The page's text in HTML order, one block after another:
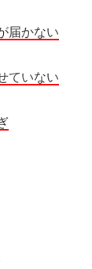
届かない
ていない